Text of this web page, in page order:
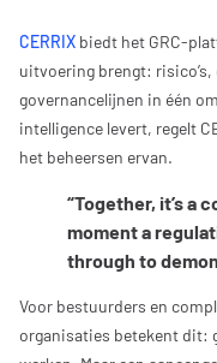
CERRIX biedt het GRC-
uitvoering brengt:
governancelijnen in één
intelligence levert, regelt
het beheersen ervan.
“Together, it’s a
moment a
through to
Voor bestuurders en
organisaties betekent dit: